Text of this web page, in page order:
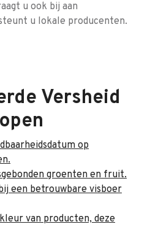
u ook bij aan
u lokale producenten.
Versheid
op
groenten en fruit.
een betrouwbare visboer
van producten, deze